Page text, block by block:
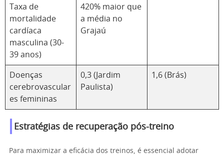
Taxa de
mortalidade
cardíaca
masculina (30-
39 anos)
420% maior que
a média no
Grajaú
Doenças
cerebrovascular
es femininas
0,3 (Jardim
Paulista)
1,6 (Brás)
Estratégias de recuperação pós-treino
Para maximizar a eficácia dos treinos, é essencial adotar